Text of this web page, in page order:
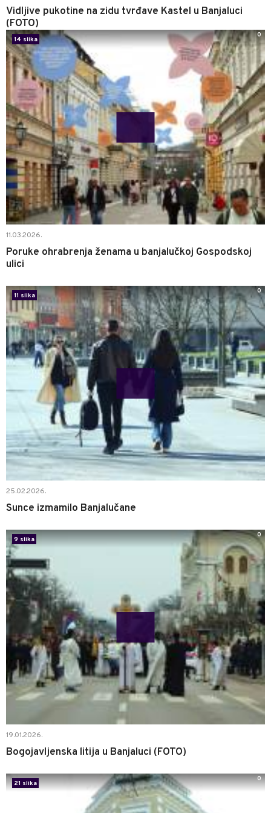
Vidljive pukotine na zidu tvrđave Kastel u Banjaluci
(FOTO)
11.03.2026.
Poruke ohrabrenja ženama u banjalučkoj Gospodskoj
ulici
14 slika
0
25.02.2026.
Sunce izmamilo Banjalučane
11 slika
0
19.01.2026.
Bogojavljenska litija u Banjaluci (FOTO)
9 slika
0
21 slika
0